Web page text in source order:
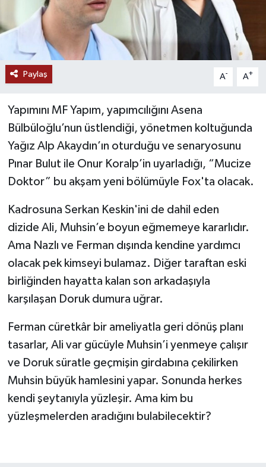
Paylaş A- A+
Yapımını MF Yapım, yapımcılığını Asena
Bülbüloğlu’nun üstlendiği, yönetmen koltuğunda
Yağız Alp Akaydın’ın oturduğu ve senaryosunu
Pınar Bulut ile Onur Koralp’in uyarladığı, “Mucize
Doktor” bu akşam yeni bölümüyle Fox'ta olacak.
Kadrosuna Serkan Keskin'ini de dahil eden
dizide Ali, Muhsin’e boyun eğmemeye kararlıdır.
Ama Nazlı ve Ferman dışında kendine yardımcı
olacak pek kimseyi bulamaz. Diğer taraftan eski
birliğinden hayatta kalan son arkadaşıyla
karşılaşan Doruk dumura uğrar.
Ferman cüretkâr bir ameliyatla geri dönüş planı
tasarlar, Ali var gücüyle Muhsin’i yenmeye çalışır
ve Doruk süratle geçmişin girdabına çekilirken
Muhsin büyük hamlesini yapar. Sonunda herkes
kendi şeytanıyla yüzleşir. Ama kim bu
yüzleşmelerden aradığını bulabilecektir?